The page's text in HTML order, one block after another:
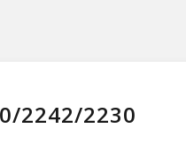
2242/2230